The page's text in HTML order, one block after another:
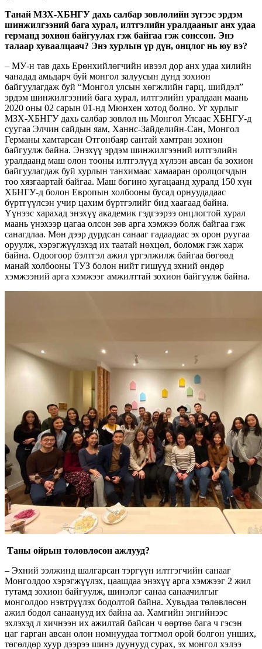
Танай МЗХ-ХБНГУ дахь салбар зөвлөлийн зүгээс эрдэм
шинжилгээний бага хурал, илтгэлийн уралдааныг анх удаа
германд зохион байгуулах гэж байгаа гэж сонссон. Энэ
талаар хуваалцаач? Энэ хурлын үр дүн, онцлог нь юу вэ?
– МУ-н тав дахь Ерөнхийлөгчийн ивээл дор анх удаа хилийн
чанадад амьдарч буй монгол залуусын дунд зохион
байгуулагдаж буй “Монгол улсын хөгжлийн гарц, шийдэл”
эрдэм шинжилгээний бага хурал, илтгэлийн уралдаан маань
2020 оны 02 сарын 01-нд Мюнхен хотод болно. Уг хурлыг
МЗХ-ХБНГУ дахь салбар зөвлөл нь Монгол Улсаас ХБНГУ-д
суугаа Элчин сайдын яам, Ханнс-Зайделийн-Сан, Монгол
Германы хамтарсан Отгонбаяр сантай хамтран зохион
байгуулж байна. Энэхүү эрдэм шинжилгээний илтгэлийн
уралдаанд маш олон тооны илтгэлүүд хүлээн авсан ба зохион
байгуулагдаж буй хурлын танхимаас хамааран оролцогчдын
тоо хязгаартай байгаа. Маш богино хугацаанд хуралд 150 хүн
ХБНГУ-д болон Европын холбооны бусад орнуудадааc
бүртгүүлсэн учир цахим бүртгэлийг бид хаагаад байна.
Үүнээс харахад энэхүү академик гэдгээрээ онцлогтой хурал
маань үнэхээр цагаа олсон зөв арга хэмжээ болж байгаа гэж
санагдлаа. Мөн дээр дурдсан санааг гадаадаас эх орон руугаа
оруулж, хэрэгжүүлэхэд их таатай нөхцөл, боломж гэж харж
байна. Одоогоор бэлтгэл ажил үргэлжилж байгаа бөгөөд
манай холбооны ТУЗ болон нийт гишүүд эхний өндөр
хэмжээний арга хэмжээг амжилттай зохион байгуулж байна.
Таны ойрын төлөвлөсөн ажлууд?
– Эхний ээлжинд шалгарсан тэргүүн илтгэгчийн санааг
Монголдоо хэрэгжүүлэх, цаашдаа энэхүү арга хэмжээг 2 жил
тутамд зохион байгуулж, шинэлэг санаа санаачилгыг
монголдоо нэвтрүүлэх бодолтой байна. Хувьдаа төлөвлөсөн
ажил бодол санаанууд их байна аа. Хамгийн энгийнээс
эхлэхэд л хичнээн их ажилтай байсан ч өөртөө бага ч гэсэн
цаг гарган авсан олон номнуудаа тогтмол орой болгон унших,
төгөлдөр хуур дээрээ шинэ дуунууд сурах, эх монгол хэлээ